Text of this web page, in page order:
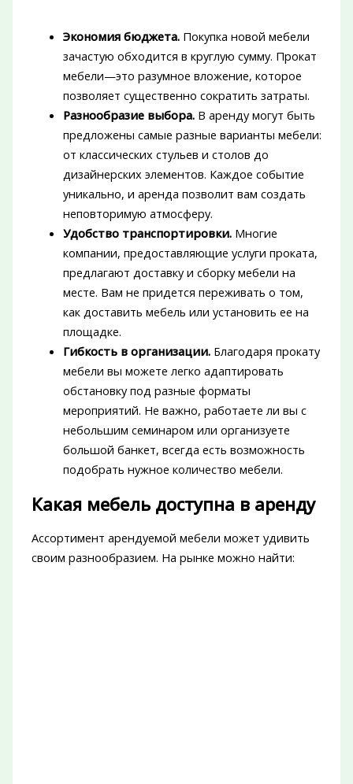
Экономия бюджета.Покупка новой мебели
зачастую обходится в круглую сумму. Прокат
мебели—это разумное вложение, которое
позволяет существенно сократить затраты.
Разнообразие выбора.В аренду могут быть
предложены самые разные варианты мебели:
от классических стульев и столов до
дизайнерских элементов. Каждое событие
уникально, и аренда позволит вам создать
неповторимую атмосферу.
Удобство транспортировки.Многие
компании, предоставляющие услуги проката,
предлагают доставку и сборку мебели на
месте. Вам не придется переживать о том,
как доставить мебель или установить ее на
площадке.
Гибкость в организации.Благодаря прокату
мебели вы можете легко адаптировать
обстановку под разные форматы
мероприятий. Не важно, работаете ли вы с
небольшим семинаром или организуете
большой банкет, всегда есть возможность
подобрать нужное количество мебели.
Какая мебель доступна в аренду
Ассортимент арендуемой мебели может удивить
своим разнообразием. На рынке можно найти: